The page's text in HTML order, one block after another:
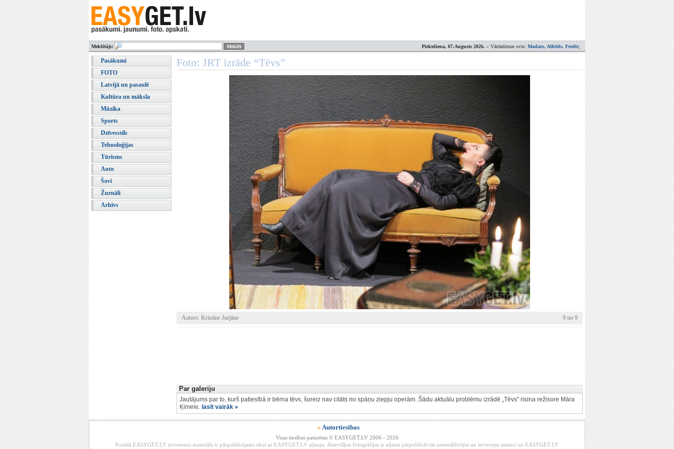
Piektdiena, 07.Augusts 2026. » Vārdadienas svin: Madars, Alfrēds, Fredis;
Meklētājs:
Pasākumi
FOTO
Latvijā un pasaulē
Kultūra un māksla
Mūzika
Sports
Dzīvesstils
Tehnoloģijas
Tūrisms
Auto
Šovi
Žurnāli
Arhīvs
Foto: JRT izrāde “Tēvs”
Autors: Kristīne Jurjāne 9 no 9
Par galeriju
Jautājums par to, kurš patiesībā ir bērna tēvs, šoreiz nav citāts no spāņu ziepju operām. Šādu aktuālu problēmu izrādē „Tēvs" risina režisore Māra
Ķimele. lasīt vairāk »
» Autortiesības
Visas tiesības paturētas © EASYGET.LV 2006 - 2026
Portālā EASYGET.LV izvietotais materiāls ir pārpublicējams tikai ar EASYGET.LV atļauju. Atsevišķas fotogrāfijas ir atļauts pārpublicēt tās nemodificējot un ievieotjot atsauci uz EASYGET.LV